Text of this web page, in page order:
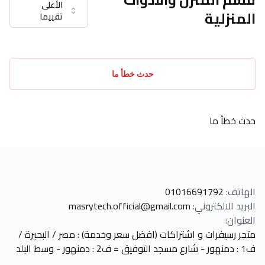
المنزلية
الأعلى
تقييما
حدث خطأ ما
حدث خطأ ما
الهاتف:
01016691792
البريد الالكتروني:
masrytech.official@gmail.com
العنوان:
متجر رسيفرات و اشتراكات (افضل سعر وخدمة) : مصر / البحيرة /
ف1 : دمنهور - شارع مسجد التوفيق = ف2 : دمنهور - وسط البلد